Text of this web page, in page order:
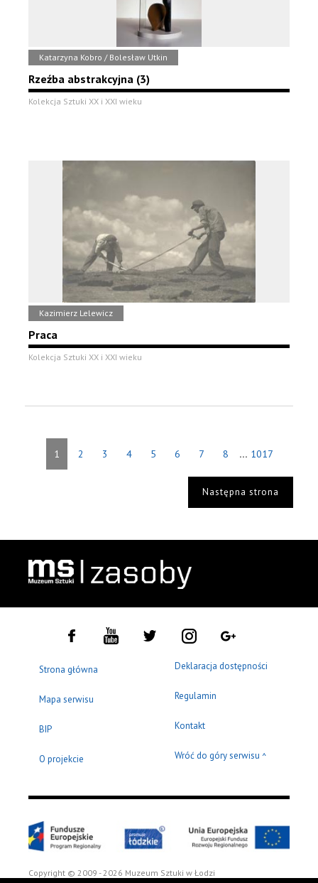
Katarzyna Kobro / Bolesław Utkin
Rzeźba abstrakcyjna (3)
Kolekcja Sztuki XX i XXI wieku
Kazimierz Lelewicz
Praca
Kolekcja Sztuki XX i XXI wieku
1 2 3 4 5 6 7 8 ... 1017
Następna strona
Strona główna
Mapa serwisu
BIP
O projekcie
Deklaracja dostępności
Regulamin
Kontakt
Wróć do góry serwisu ^
Copyright © 2009 - 2026 Muzeum Sztuki w Łodzi